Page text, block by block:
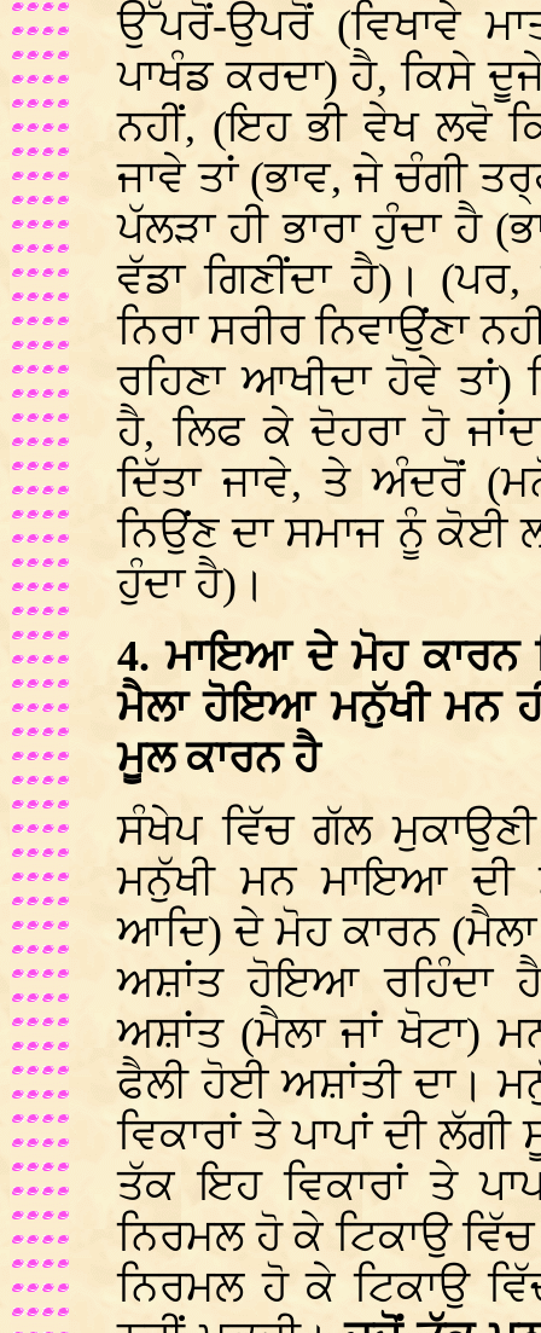
ਉੱਪਰੋਂ-ਉਪਰੋਂ (ਵਿਖਾਵੇ
ਪਾਖੰਡ ਕਰਦਾ) ਹੈ, ਕਿਸੇ
ਨਹੀਂ, (ਇਹ ਭੀ ਵੇਖ ਲਵੋ
ਜਾਵੇ ਤਾਂ (ਭਾਵ, ਜੇ ਚੰਗੀ
ਪੱਲੜਾ ਹੀ ਭਾਰਾ ਹੁੰਦਾ ਹੈ
ਵੱਡਾ ਗਿਣੀਂਦਾ ਹੈ)।
ਨਿਰਾ ਸਰੀਰ ਨਿਵਾਉਂਣਾ
ਰਹਿਣਾ ਆਖੀਦਾ ਹੋਵੇ ਤਾਂ)
ਹੈ, ਲਿਫ ਕੇ ਦੋਹਰਾ ਹੋ
ਦਿੱਤਾ ਜਾਵੇ, ਤੇ ਅੰਦਰੋਂ
ਨਿਉਂਣ ਦਾ ਸਮਾਜ ਨੂੰ ਕੋਈ
ਹੁੰਦਾ ਹੈ)।
4. ਮਾਇਆ ਦੇ ਮੋਹ ਕਾਰਨ
ਮੈਲਾ ਹੋਇਆ ਮਨੁੱਖੀ ਮਨ
ਮੂਲ ਕਾਰਨ ਹੈ
ਸੰਖੇਪ ਵਿੱਚ ਗੱਲ
ਮਨੁੱਖੀ ਮਨ ਮਾਇਆ ਦੀ
ਆਦਿ) ਦੇ ਮੋਹ ਕਾਰਨ
ਅਸ਼ਾਂਤ ਹੋਇਆ ਰਹਿੰਦਾ
ਅਸ਼ਾਂਤ (ਮੈਲਾ ਜਾਂ ਖੋਟਾ)
ਫੈਲੀ ਹੋਈ ਅਸ਼ਾਂਤੀ ਦਾ।
ਵਿਕਾਰਾਂ ਤੇ ਪਾਪਾਂ ਦੀ
ਤੱਕ ਇਹ ਵਿਕਾਰਾਂ ਤੇ
ਨਿਰਮਲ ਹੋ ਕੇ ਟਿਕਾਉ
ਨਿਰਮਲ ਹੋ ਕੇ ਟਿਕਾਉ